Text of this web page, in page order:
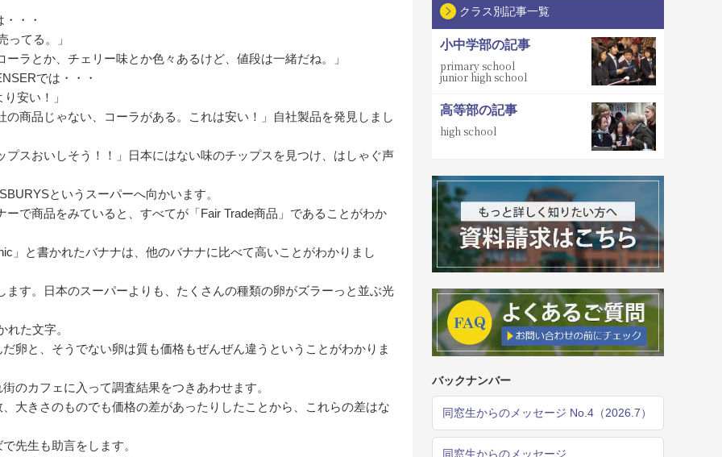
・・
ってる。」
ーラとか、チェリー味とか色々あるけど、値段は一緒だね。」
では・・・
り安い！」
の商品じゃない、コーラがある。これは安い！」自社製品を発見しまし
プスおいしそう！！」日本にはない味のチップスを見つけ、はしゃぐ声
というスーパーへ向かいます。
ーで商品をみていると、すべてが「Fair Trade商品」であることがわか
」と書かれたバナナは、他のバナナに比べて高いことがわかりまし
ます。日本のスーパーよりも、たくさんの種類の卵がズラーっと並ぶ光
た文字。
卵と、そうでない卵は質も価格もぜんぜん違うということがわかりま
のカフェに入って調査結果をつきあわせます。
大きさのものでも価格の差があったりしたことから、これらの差はな
先生も助言をします。
クラス別記事一覧
小中学部の記事
primary school
junior high school
高等部の記事
high school
バックナンバー
同窓生からのメッセージ No.4（2026.7）
同窓生からのメッセージ